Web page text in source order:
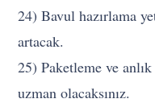
24) Bavul hazırlama
artacak.
25) Paketleme ve
uzman olacaksınız.